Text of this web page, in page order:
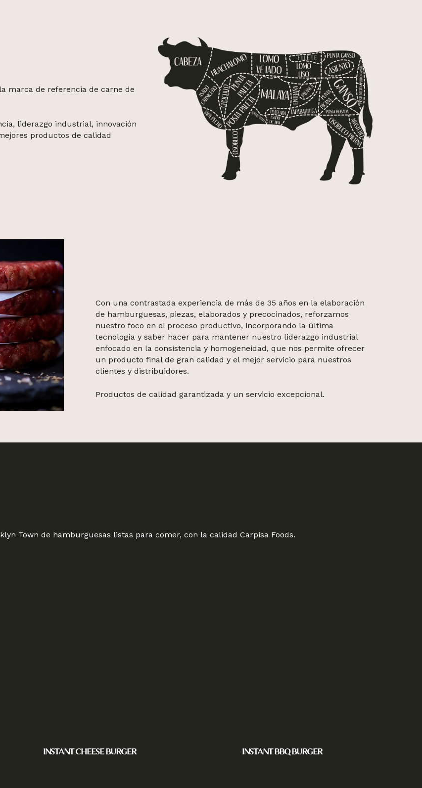
marca de referencia de carne de
liderazgo industrial, innovación
productos de calidad
Con una contrastada experiencia de más de 35 años en la elaboración
de hamburguesas, piezas, elaborados y precocinados, reforzamos
nuestro foco en el proceso productivo, incorporando la última
tecnología y saber hacerpara mantener nuestro liderazgo industrial
enfocado en la consistencia y homogeneidad, que nos permite ofrecer
un producto final de gran calidad y el mejor servicio para nuestros
clientes y distribuidores.
Productos de calidad garantizada y un servicio excepcional.
Town de hamburguesas listas para comer, con la calidad Carpisa Foods.
INSTANT CHEESE BURGER INSTANT BBQ BURGER